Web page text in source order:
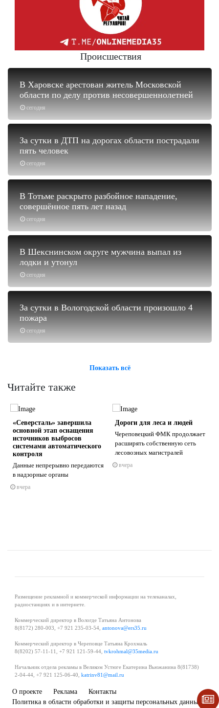
Происшествия
сегодня
В Харовске арестован житель Московской
области по делу против несовершеннолетней
сегодня
За сутки в ДТП на дорогах области пострадали
пять человек
сегодня
В Тотьме раскрыто разбойное нападение,
совершённое пять лет назад
сегодня
В Шекснинском округе мужчина выпал из
лодки и утонул
сегодня
За сутки в Вологодской области произошло 4
пожара
Показать всё
Читайте также
«Северсталь» завершила
основной этап оснащения
источников выбросов
системами автоматического
контроля
Данные непрерывно передаются
в надзорные органы
вчера
Дороги для леса и людей
Череповецкий ФМК продолжает
расширять собственную сеть
лесовозных магистралей
вчера
Размещение рекламной и коммерческой информации на телеканалах,
радиостанциях и в интернете.
Коммерческий директор в Вологде Татьяна Антонова
8(8172) 280-003, +7 921 235-03-54, antonova@ers35.ru
Коммерческий директор в Череповце Татьяна Крохмаль
8(8202) 57-11-11, +7 921 121-59-44, tvkrohmal@35media.ru
Начальник отдела рекламы в Великом Устюге Екатерина Вьюжанина 8(81738)
2-04-44, +7 921 125-06-40, katrinv81@mail.ru
О проекте Реклама
Контакты
Политика в области обработки и защиты персональных данных